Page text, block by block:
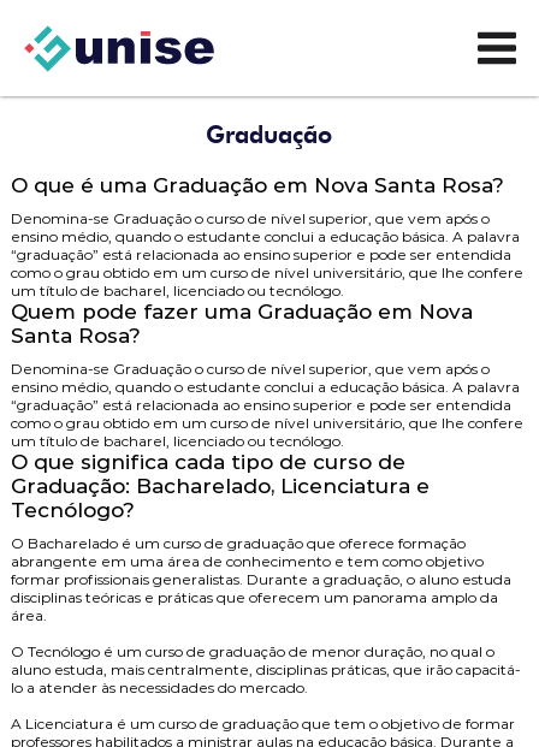
Graduação
O que é uma Graduação em Nova Santa Rosa?
Denomina-se Graduação o curso de nível superior, que vem após o
ensino médio, quando o estudante conclui a educação básica. A palavra
“graduação” está relacionada ao ensino superior e pode ser entendida
como o grau obtido em um curso de nível universitário, que lhe confere
um título de bacharel, licenciado ou tecnólogo.
Quem pode fazer uma Graduação em Nova
Santa Rosa?
Denomina-se Graduação o curso de nível superior, que vem após o
ensino médio, quando o estudante conclui a educação básica. A palavra
“graduação” está relacionada ao ensino superior e pode ser entendida
como o grau obtido em um curso de nível universitário, que lhe confere
um título de bacharel, licenciado ou tecnólogo.
O que significa cada tipo de curso de
Graduação: Bacharelado, Licenciatura e
Tecnólogo?
O Bachareladoé um curso de graduação que oferece formação
abrangente em uma área de conhecimento e tem como objetivo
formar profissionais generalistas. Durante a graduação, o aluno estuda
disciplinas teóricas e práticas que oferecem um panorama amplo da
área.
O Tecnólogoé um curso de graduação de menor duração, no qual o
aluno estuda, mais centralmente, disciplinas práticas, que irão capacitá-
lo a atender às necessidades do mercado.
A Licenciatura é um curso de graduação que tem o objetivo de formar
professores habilitados a ministrar aulas na educação básica. Durante a